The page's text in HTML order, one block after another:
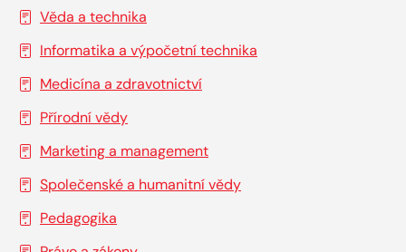
Věda a technika
Informatika a výpočetní technika
Medicína a zdravotnictví
Přírodní vědy
Marketing a management
Společenské a humanitní vědy
Pedagogika